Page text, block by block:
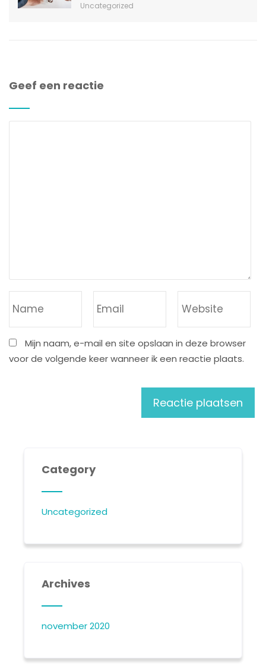
Uncategorized
Geef een reactie
Mijn naam, e-mail en site opslaan in deze browser
voor de volgende keer wanneer ik een reactie plaats.
Category
Uncategorized
Archives
november 2020